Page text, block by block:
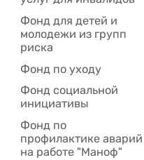
Фонд для детей и
молодежи из групп
риска
Фонд по уходу
Фонд социальной
инициативы
Фонд по
профилактике аварий
на работе "Маноф"